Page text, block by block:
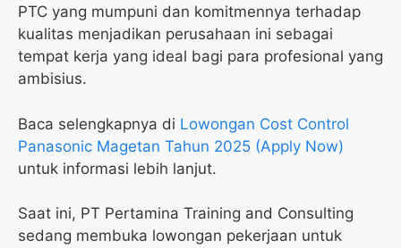
PTC yang mumpuni dan komitmennya terhadap
kualitas menjadikan perusahaan ini sebagai
tempat kerja yang ideal bagi para profesional yang
ambisius.
Baca selengkapnya di Lowongan Cost Control
Panasonic Magetan Tahun 2025 (Apply Now)
untuk informasi lebih lanjut.
Saat ini, PT Pertamina Training and Consulting
sedang membuka lowongan pekerjaan untuk